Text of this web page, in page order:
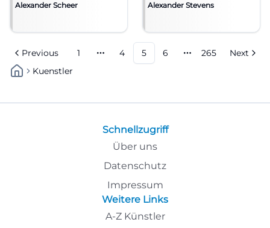
Alexander Scheer Alexander Stevens
Previous 1
More pages
4 5 6
More pages
265
Next
Kuenstler
Schnellzugriff
Über uns
Datenschutz
Impressum
Weitere Links
A-Z Künstler